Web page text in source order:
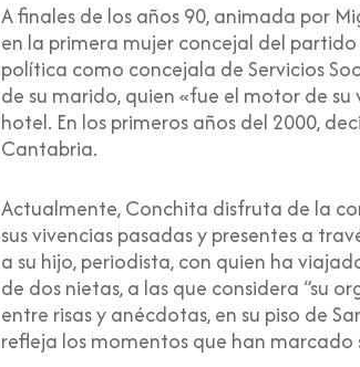
A finales de los años 90, animada por
en la primera mujer concejal del
política como concejala de Servicios
de su marido, quien «fue el motor de
hotel. En los primeros años del 2000,
Cantabria.
Actualmente, Conchita disfruta de la
sus vivencias pasadas y presentes a
a su hijo, periodista, con quien ha
de dos nietas, a las que considera “su
entre risas y anécdotas, en su piso de
refleja los momentos que han